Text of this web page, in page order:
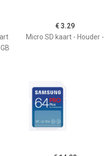
€ 3.29
Micro SD kaart - Houder -